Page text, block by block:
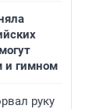
и гимном
руку